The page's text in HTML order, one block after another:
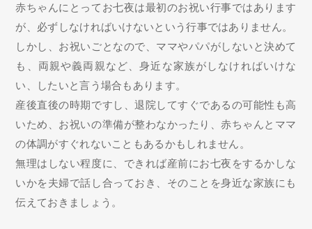
赤ちゃんにとってお七夜は最初のお祝い行事ではあります
が、必ずしなければいけないという行事ではありません。
しかし、お祝いごとなので、ママやパパがしないと決めて
も、両親や義両親など、身近な家族がしなければいけな
い、したいと言う場合もあります。
産後直後の時期ですし、退院してすぐであるの可能性も高
いため、お祝いの準備が整わなかったり、赤ちゃんとママ
の体調がすぐれないこともあるかもしれません。
無理はしない程度に、できれば産前にお七夜をするかしな
いかを夫婦で話し合っておき、そのことを身近な家族にも
伝えておきましょう。